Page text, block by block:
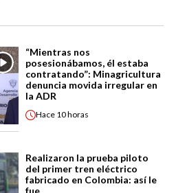
“Mientras nos
posesionábamos, él estaba
contratando”: Minagricultura
denuncia movida irregular en
la ADR
Hace 10 horas
Realizaron la prueba piloto
del primer tren eléctrico
fabricado en Colombia: así le
fue